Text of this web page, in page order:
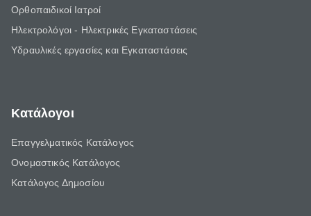
Ορθοπαιδικοί Ιατροί
Ηλεκτρολόγοι - Ηλεκτρικές Εγκαταστάσεις
Υδραυλικές εργασίες και Εγκαταστάσεις
Κατάλογοι
Επαγγελματικός Κατάλογος
Ονομαστικός Κατάλογος
Κατάλογος Δημοσίου